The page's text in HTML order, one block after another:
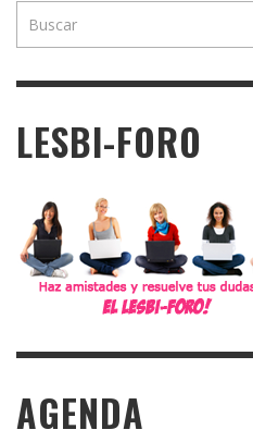
LESBI-FORO
AGENDA